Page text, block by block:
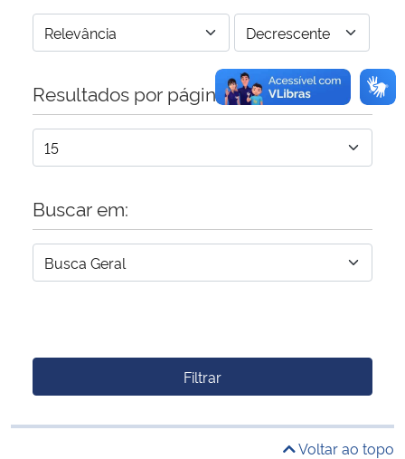
Advocacia-Geral da União
Banco Central do Brasil
Planalto
Resultados por página:
Buscar em:
Filtrar
Voltar ao topo